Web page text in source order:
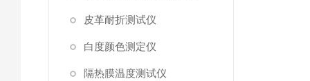
皮革耐折测试仪
白度颜色测定仪
隔热膜温度测试仪